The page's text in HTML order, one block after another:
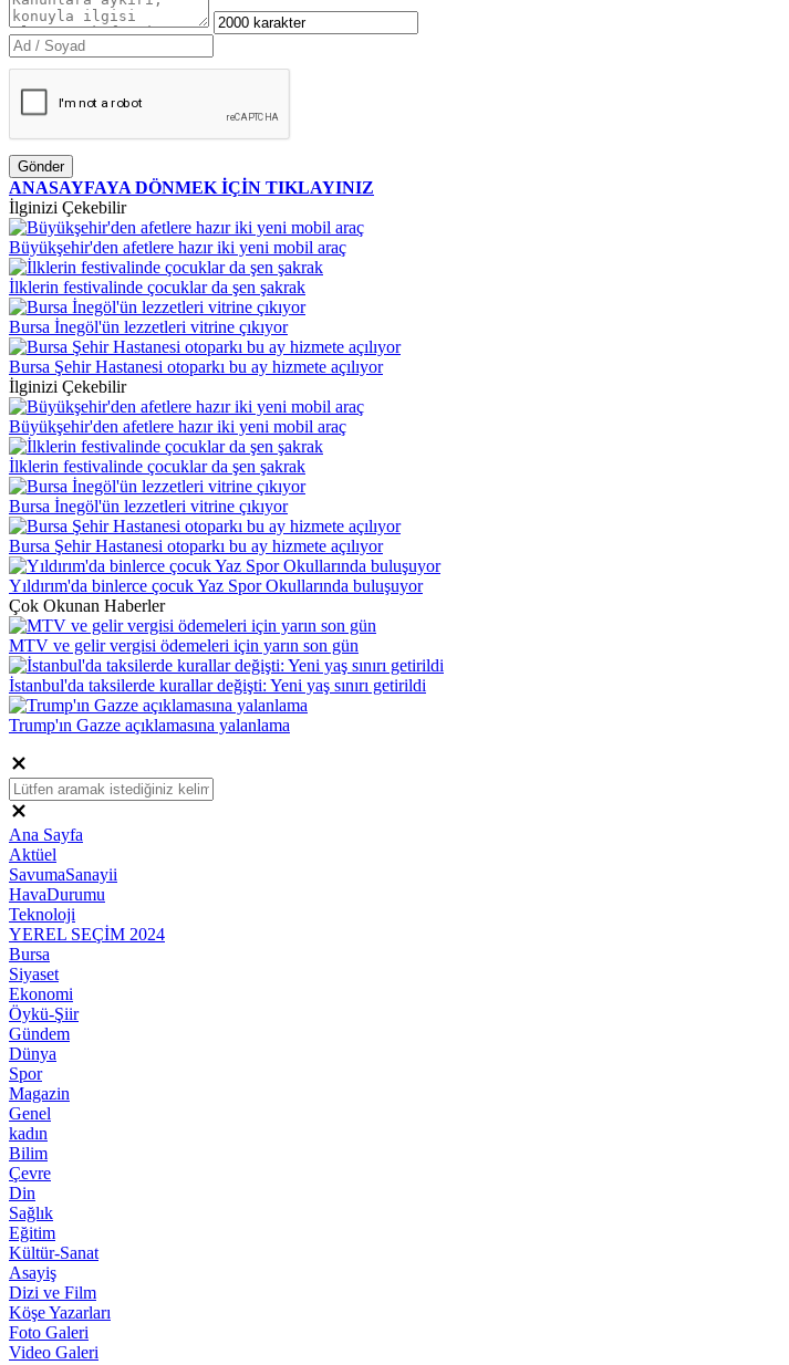
Gönder
ANASAYFAYA DÖNMEK İÇİN TIKLAYINIZ
İlginizi Çekebilir
Büyükşehir'den afetlere hazır iki yeni mobil araç
İlklerin festivalinde çocuklar da şen şakrak
Bursa İnegöl'ün lezzetleri vitrine çıkıyor
Bursa Şehir Hastanesi otoparkı bu ay hizmete açılıyor
İlginizi Çekebilir
Büyükşehir'den afetlere hazır iki yeni mobil araç
İlklerin festivalinde çocuklar da şen şakrak
Bursa İnegöl'ün lezzetleri vitrine çıkıyor
Bursa Şehir Hastanesi otoparkı bu ay hizmete açılıyor
Yıldırım'da binlerce çocuk Yaz Spor Okullarında buluşuyor
Çok Okunan Haberler
MTV ve gelir vergisi ödemeleri için yarın son gün
İstanbul'da taksilerde kurallar değişti: Yeni yaş sınırı getirildi
Trump'ın Gazze açıklamasına yalanlama
Ana Sayfa
Aktüel
SavumaSanayii
HavaDurumu
Teknoloji
YEREL SEÇİM 2024
Bursa
Siyaset
Ekonomi
Öykü-Şiir
Gündem
Dünya
Spor
Magazin
Genel
kadın
Bilim
Çevre
Din
Sağlık
Eğitim
Kültür-Sanat
Asayiş
Dizi ve Film
Köşe Yazarları
Foto Galeri
Video Galeri